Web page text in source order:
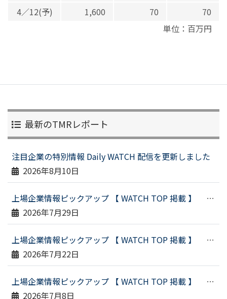
4／12(予)
1,600 70
70
単位：百万円
最新のTMRレポート
注目企業の特別情報 Daily WATCH 配信を更新しました
2026年8月10日
上場企業情報ピックアップ 【 WATCH TOP 掲載 】 （令和８年７月２３日配信）
2026年7月29日
上場企業情報ピックアップ 【 WATCH TOP 掲載 】 （令和８年７月１６日配信）
2026年7月22日
上場企業情報ピックアップ 【 WATCH TOP 掲載 】 （令和８年６月２９日配信）
2026年7月8日